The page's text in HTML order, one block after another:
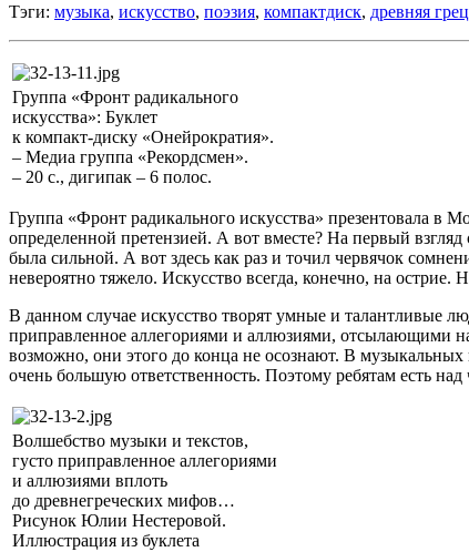
Тэги: музыка, искусство, поэзия, компактдиск, древняя
Группа «Фронт радикального
искусства»: Буклет
к компакт-диску «Онейрократия».
– Медиа группа «Рекордсмен».
– 20 с., дигипак – 6 полос.
Группа «Фронт радикального искусства» презентовала в
определенной претензией. А вот вместе? На первый
была сильной. А вот здесь как раз и точил червячок
невероятно тяжело. Искусство всегда, конечно, на острие.
В данном случае искусство творят умные и талантливые
приправленное аллегориями и аллюзиями, отсылающими
возможно, они этого до конца не осознают. В
очень большую ответственность. Поэтому ребятам есть над
Волшебство музыки и текстов,
густо приправленное аллегориями
и аллюзиями вплоть
до древнегреческих мифов…
Рисунок Юлии Нестеровой.
Иллюстрация из буклета